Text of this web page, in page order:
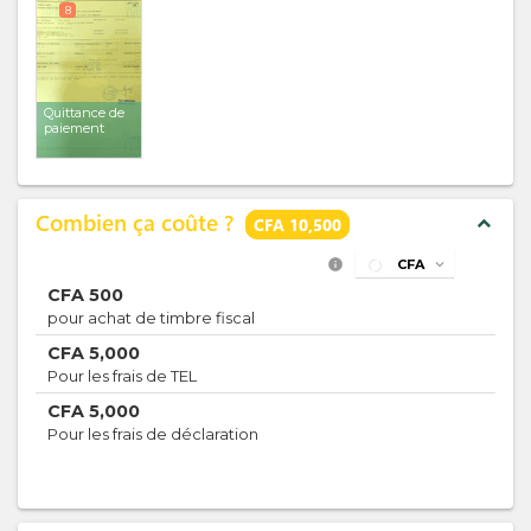
Quittance de
paiement
8
Combien ça coûte ? CFA 10,500 expand_less
info CFA expand_more
CFA 500
pour achat de timbre fiscal
CFA 5,000
Pour les frais de TEL
CFA 5,000
Pour les frais de déclaration